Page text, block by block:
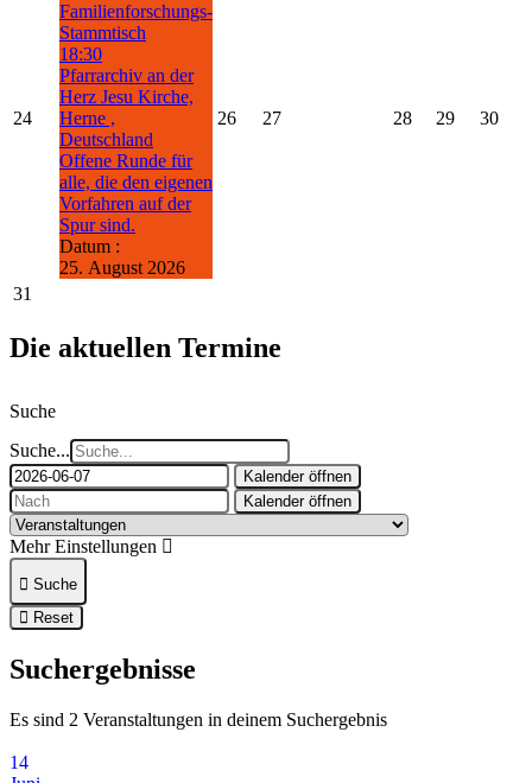
24
Familienforschungs-
Stammtisch
18:30
Pfarrarchiv an der
Herz Jesu Kirche,
Herne ,
Deutschland
Offene Runde für
alle, die den eigenen
Vorfahren auf der
Spur sind.
Datum :
25. August 2026
26 27 28 29 30
31
Die aktuellen Termine
Suche
Suche...
Kalender öffnen
Kalender öffnen
Mehr Einstellungen
Suche
Reset
Suchergebnisse
Es sind 2 Veranstaltungen in deinem Suchergebnis
14